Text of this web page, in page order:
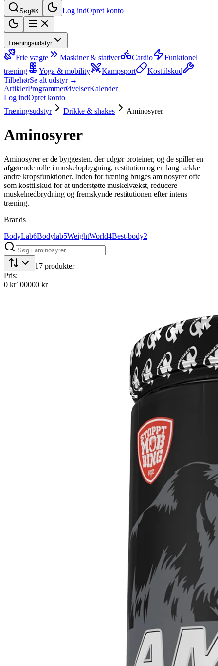
Søg⌘K Log indOpret konto
Træningsudstyr
Frie vægte Maskiner & stativer Cardio
Funktionel
træning
Yoga & mobility Kampsport
Kosttilskud
TilbehørSe alt udstyr →
ArtiklerProgrammerØvelserKalender
Log indOpret konto
Træningsudstyr
Drikke & shakes Aminosyrer
Aminosyrer
Aminosyrer er de byggesten, der udgør proteiner, og de spiller en
afgørende rolle i muskelopbygning, restitution og en lang række
andre kropsfunktioner. Inden for træning bruges aminosyrer ofte
som kosttilskud for at understøtte muskelvækst, reducere
muskelnedbrydning og fremskynde restitutionen efter intens
træning.
Brands
BodyLab6Bodylab5WeightWorld4Best-body2
17 produkter
Pris:
0 kr100000 kr